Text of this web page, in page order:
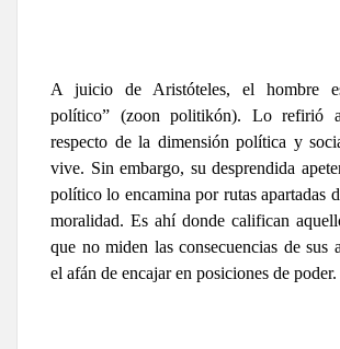
A juicio de Aristóteles, el hombre
político” (zoon politikón). Lo refirió
respecto de la dimensión política y
vive. Sin embargo, su desprendida
político lo encamina por rutas apartadas
moralidad. Es ahí donde califican
que no miden las consecuencias de sus
el afán de encajar en posiciones de poder.